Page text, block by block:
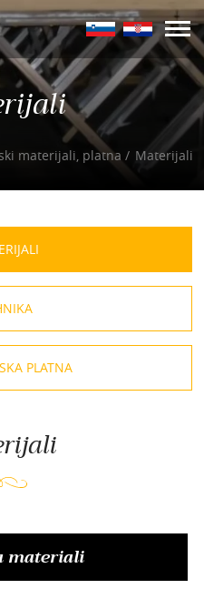
materijali, platna Materijali
PLATNA
materiali